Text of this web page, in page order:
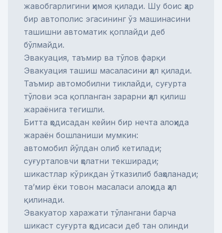
жавобгарлигини ҳимоя қилади. Шу боис ҳар
бир автополис эгасининг ўз машинасини
ташишни автоматик қоплайди деб
бўлмайди.
Эвакуация, таъмир ва тўлов фарқи
Эвакуация ташиш масаласини ҳал қилади.
Таъмир автомобилни тиклайди, суғурта
тўлови эса қопланган зарарни ҳал қилиш
жараёнига тегишли.
Битта ҳодисадан кейин бир нечта алоҳида
жараён бошланиши мумкин:
автомобил йўлдан олиб кетилади;
суғурталовчи ҳолатни текширади;
шикастлар кўрикдан ўтказилиб баҳоланади;
та’мир ёки товон масаласи алоҳида ҳал
қилинади.
Эвакуатор харажати тўлангани барча
шикаст суғурта ҳодисаси деб тан олинди